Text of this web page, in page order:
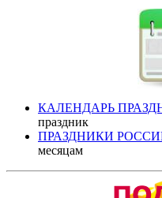
КАЛЕНДАРЬ
праздник
ПРАЗДНИКИ
месяцам